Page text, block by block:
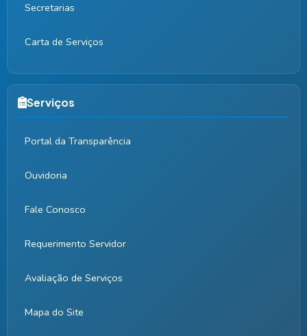
Secretarias
Carta de Serviços
Serviços
Portal da Transparência
Ouvidoria
Fale Conosco
Requerimento Servidor
Avaliação de Serviços
Mapa do Site